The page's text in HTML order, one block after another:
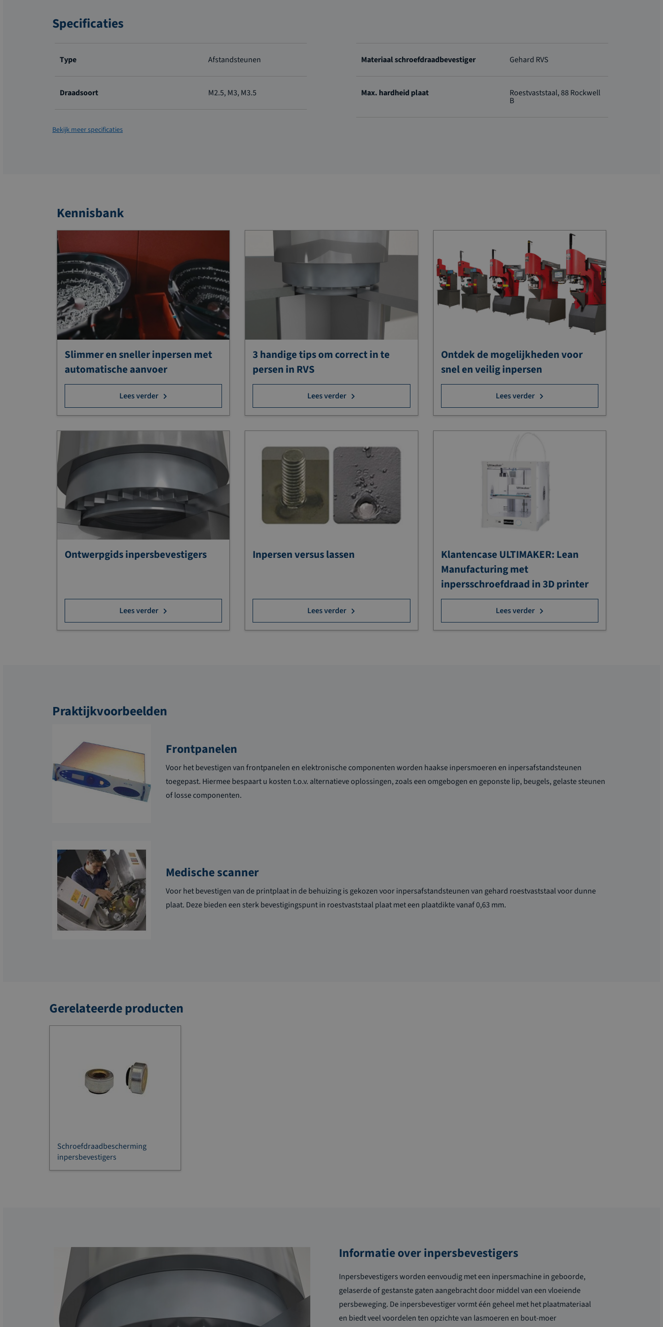
Specificaties
informatie
Type Afstandsteunen
Draadsoort M2.5, M3, M3.5
Materiaal schroefdraadbevestiger Gehard RVS
Max. hardheid plaat Roestvaststaal, 88 Rockwell
B
Bekijk meer specificaties
Kennisbank
Slimmer en sneller inpersen met
automatische aanvoer
Lees verder
3 handige tips om correct in te
persen in RVS
Lees verder
Ontdek de mogelijkheden voor
snel en veilig inpersen
Lees verder
Ontwerpgids inpersbevestigers
Lees verder
Inpersen versus lassen
Lees verder
Klantencase ULTIMAKER: Lean
Manufacturing met
inpersschroefdraad in 3D printer
Lees verder
Praktijkvoorbeelden
Frontpanelen
Voor het bevestigen van frontpanelen en elektronische componenten worden haakse inpersmoeren en inpersafstandsteunen
toegepast. Hiermee bespaart u kosten t.o.v. alternatieve oplossingen, zoals een omgebogen en geponste lip, beugels, gelaste steunen
of losse componenten.
Medische scanner
Voor het bevestigen van de printplaat in de behuizing is gekozen voor inpersafstandsteunen van gehard roestvaststaal voor dunne
plaat. Deze bieden een sterk bevestigingspunt in roestvaststaal plaat met een plaatdikte vanaf 0,63 mm.
Gerelateerde producten
Schroefdraadbescherming
inpersbevestigers
Informatie over inpersbevestigers
Inpersbevestigers worden eenvoudig met een inpersmachine in geboorde,
gelaserde of gestanste gaten aangebracht door middel van een vloeiende
persbeweging. De inpersbevestiger vormt één geheel met het plaatmateriaal
en biedt veel voordelen ten opzichte van lasmoeren en bout-moer